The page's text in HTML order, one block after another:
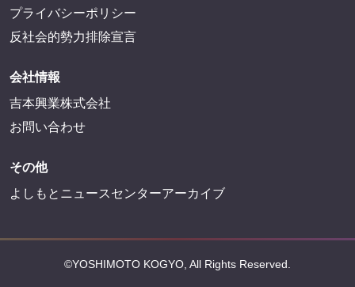
プライバシーポリシー
反社会的勢力排除宣言
会社情報
吉本興業株式会社
お問い合わせ
その他
よしもとニュースセンターアーカイブ
©YOSHIMOTO KOGYO, All Rights Reserved.